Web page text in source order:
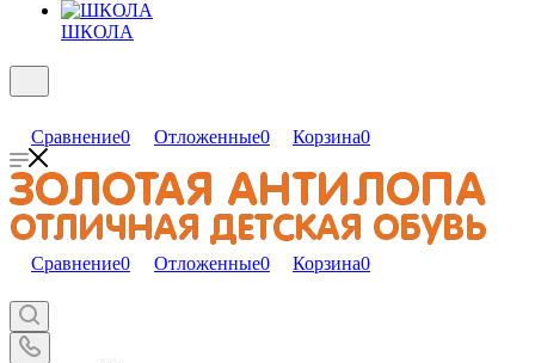
ШКОЛА
Сравнение0 Отложенные0 Корзина0
Сравнение0 Отложенные0 Корзина0